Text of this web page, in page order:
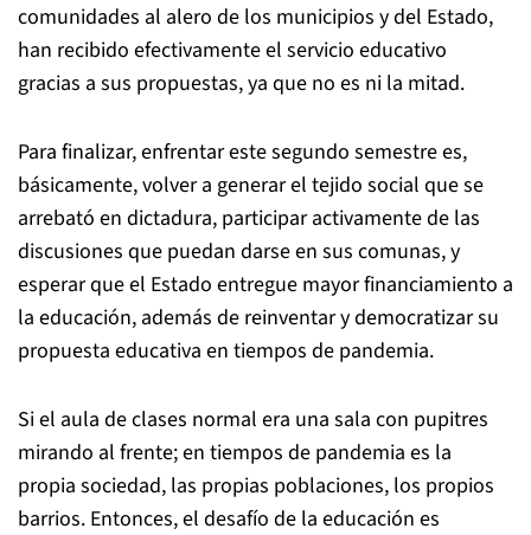
comunidades al alero de los municipios y del Estado,
han recibido efectivamente el servicio educativo
gracias a sus propuestas, ya que no es ni la mitad.
Para finalizar, enfrentar este segundo semestre es,
básicamente, volver a generar el tejido social que se
arrebató en dictadura, participar activamente de las
discusiones que puedan darse en sus comunas, y
esperar que el Estado entregue mayor financiamiento a
la educación, además de reinventar y democratizar su
propuesta educativa en tiempos de pandemia.
Si el aula de clases normal era una sala con pupitres
mirando al frente; en tiempos de pandemia es la
propia sociedad, las propias poblaciones, los propios
barrios. Entonces, el desafío de la educación es